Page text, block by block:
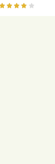
ovocem podle